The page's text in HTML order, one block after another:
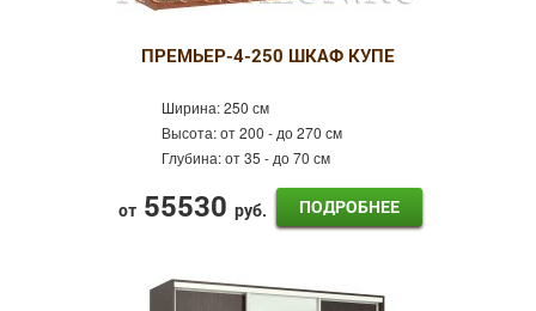
ПРЕМЬЕР-4-250 ШКАФ КУПЕ
Ширина:250 см
Высота:от 200 - до 270 см
Глубина:от 35 - до 70 см
от 55530 руб. ПОДРОБНЕЕ